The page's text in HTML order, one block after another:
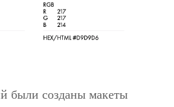
были созданы макеты